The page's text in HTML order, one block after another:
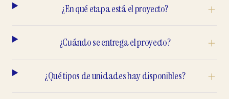
¿En qué etapa está el proyecto?
¿Cuándo se entrega el proyecto?
¿Qué tipos de unidades hay disponibles?